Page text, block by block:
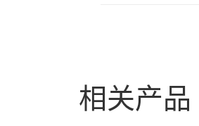
相关产品